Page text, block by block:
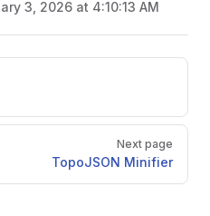
3, 2026 at 4:10:13 AM
Next page
TopoJSON Minifier